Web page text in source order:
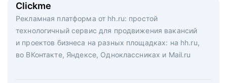
Clickme
Рекламная платформа от hh.ru: простой
технологичный сервис для продвижения вакансий
и проектов бизнеса на разных площадках: на hh.ru,
во ВКонтакте, Яндексе, Одноклассниках и Mail.ru
Вакансия дня
Рекламный формат для вакансий на главной странице
hh.ru. Увеличивает количество откликов
Массовый подбор под ключ. Решите, сколько
кандидатов и когда вам нужно, и за дело возьмутся
маркетологи, рекрутеры и проектные менеджеры
hh.ru с целым набором digital-инструментов